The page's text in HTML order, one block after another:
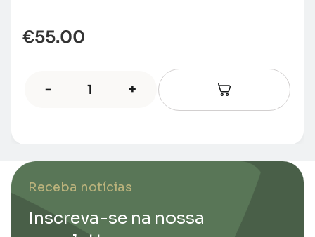
€55.00
- +
Receba notícias
Inscreva-se na nossa